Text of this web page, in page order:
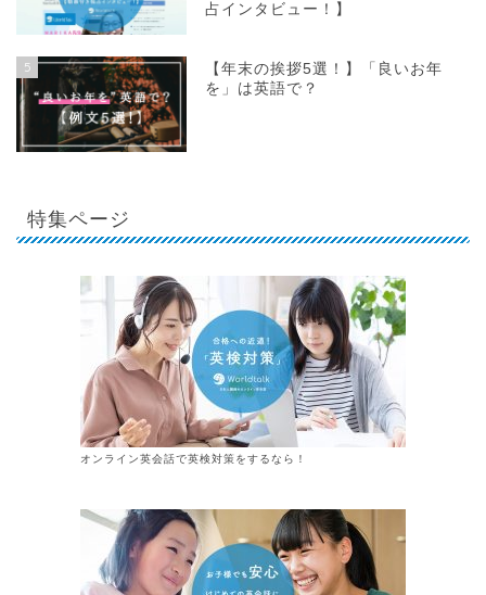
占インタビュー！】
5
【年末の挨拶5選！】「良いお年
を」は英語で？
特集ページ
オンライン英会話で英検対策をするなら！